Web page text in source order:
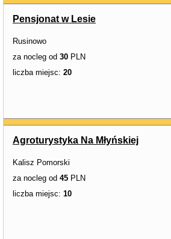
Pensjonat w Lesie
Rusinowo
za nocleg od 30 PLN
liczba miejsc: 20
Agroturystyka Na Młyńskiej
Kalisz Pomorski
za nocleg od 45 PLN
liczba miejsc: 10